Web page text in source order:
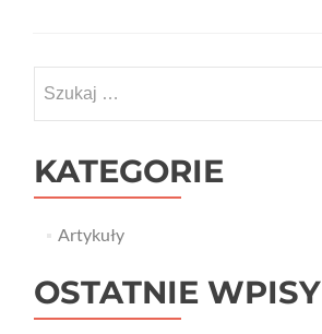
KATEGORIE
Artykuły
OSTATNIE WPISY